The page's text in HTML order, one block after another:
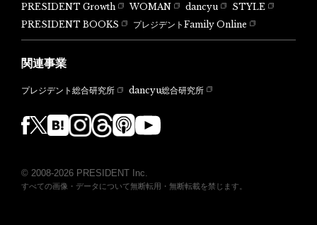
PRESIDENT Growth WOMAN dancyu
STYLE
PRESIDENT BOOKS
プレジデントFamily Online
関連事業
プレジデント総合研究所 dancyu総合研究所
© 2008-2026 PRESIDENT Inc.
すべての画像・データについて無断転用・無断転載を禁じます。